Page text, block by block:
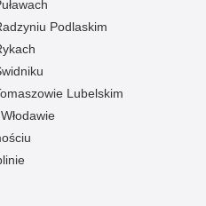
Podlaskim
Lubelskim